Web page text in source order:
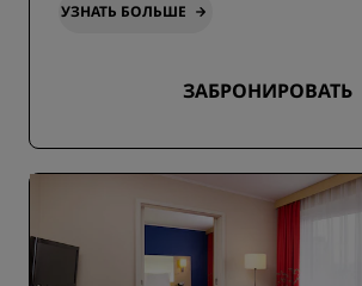
УЗНАТЬ БОЛЬШЕ
ЗАБРОНИРОВАТЬ